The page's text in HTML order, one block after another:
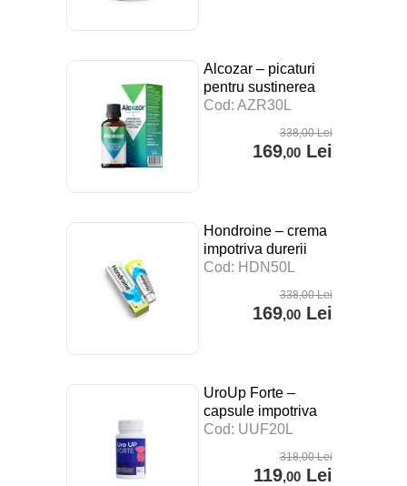
Alcozar – picaturi
pentru sustinerea
digestiei, a
impotriva stresului –
Cod: AZR30L
338,00Lei
169,00Lei
Hondroine – crema
impotriva durerii
articulare – 50 ml
Cod: HDN50L
338,00Lei
169,00Lei
UroUp Forte –
capsule impotriva
prostatitei – 20 cps
Cod: UUF20L
318,00Lei
119,00Lei